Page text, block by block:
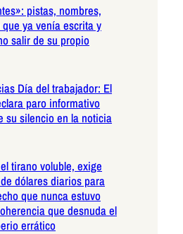
pistas, nombres,
ya venía escrita y
salir de su propio
Día del trabajador: El
paro informativo
su silencio en la noticia
tirano voluble, exige
dólares diarios para
que nunca estuvo
que desnuda el
errático